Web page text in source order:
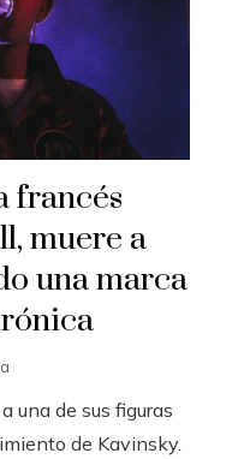
francés
muere a
una marca
una de sus figuras
de Kavinsky.